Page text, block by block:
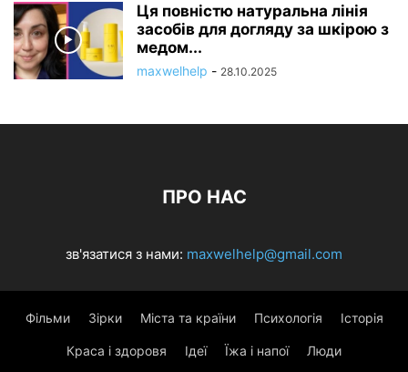
Ця повністю натуральна лінія
засобів для догляду за шкірою з
медом...
maxwelhelp - 28.10.2025
ПРО НАС
зв'язатися з нами: maxwelhelp@gmail.com
Фільми Зірки Міста та країни Психологія Історія
Краса і здоровя Ідеї Їжа і напої Люди